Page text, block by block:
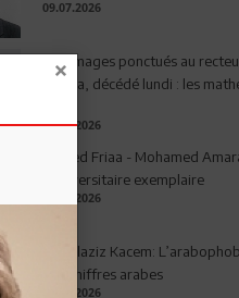
09.07.2026
Hommages ponctués au
Amara, décédé lundi : les
03.08.2026
Ahmed Friaa - Mohamed
l’Universitaire exemplaire
04.08.2026
Abdelaziz Kacem:
aux chiffres arabes
09.07.2026